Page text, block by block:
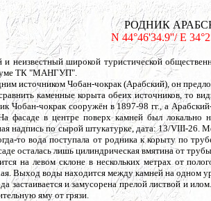
РОДНИК
N 44°46'34.9''/ E
неизвестный широкой туристической
ТК "МАНГУП".
источником Чобан-чокрак (Арабский), он
каменные корыта обеих источников, то
Чобан-чокрак сооружён в 1897-98 гг., а
фасаде в центре поверх камней был локально
надпись по сырой штукатурке, дата: 13/VIII-26.
то вода поступала от родника к корыту по
осталась лишь цилиндрическая вмятина от
на левом склоне в нескольких метрах от
Выход воды находится между камней на одном
застаивается и замусорена прелой листвой и
яму от грязи.